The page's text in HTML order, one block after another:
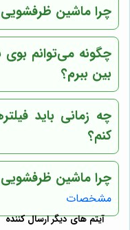
چرا ماشین
چگونه می‌توانم بوی
بین ببرم؟
چه زمانی باید
کنم؟
چرا ماشین
مشخصات